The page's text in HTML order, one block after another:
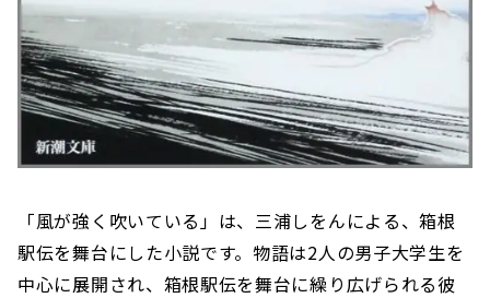
「風が強く吹いている」は、三浦しをんによる、箱根
駅伝を舞台にした小説です。物語は2人の男子大学生を
中心に展開され、箱根駅伝を舞台に繰り広げられる彼